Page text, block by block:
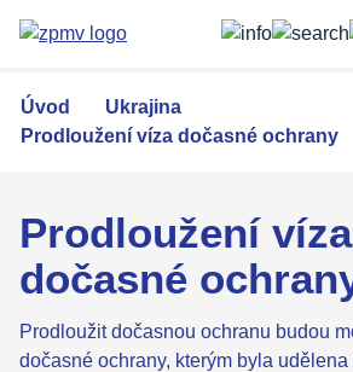
obsahu
Úvod
Ukrajina
Prodloužení víza dočasné ochrany
Prodloužení víza
dočasné
Prodloužit dočasnou ochranu budou
dočasné ochrany, kterým byla